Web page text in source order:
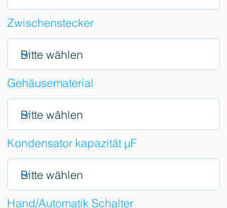
Zwischenstecker
Gehäusematerial
Kondensator kapazität µF
Hand/Automatik Schalter